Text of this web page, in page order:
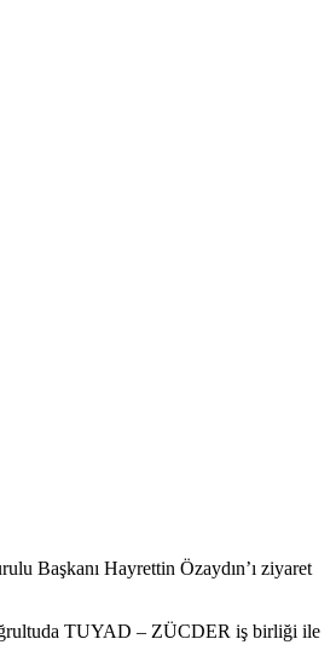
Başkanı Hayrettin Özaydın’ı ziyaret
TUYAD – ZÜCDER iş birliği ile